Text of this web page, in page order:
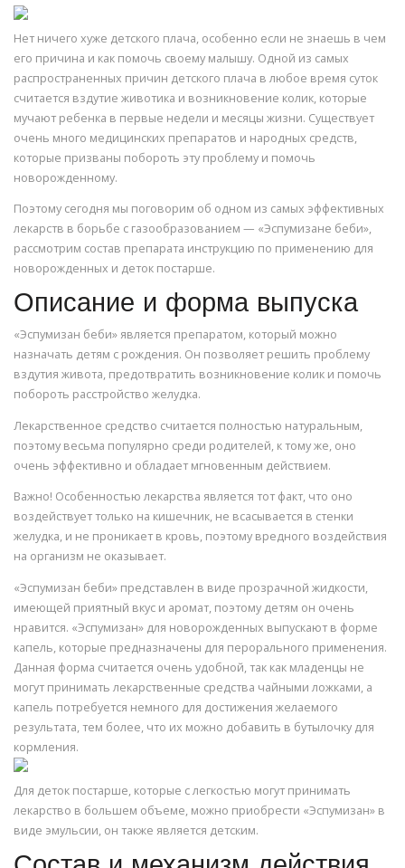
Нет ничего хуже детского плача, особенно если не знаешь в чем
его причина и как помочь своему малышу. Одной из самых
распространенных причин детского плача в любое время суток
считается вздутие животика и возникновение колик, которые
мучают ребенка в первые недели и месяцы жизни. Существует
очень много медицинских препаратов и народных средств,
которые призваны побороть эту проблему и помочь
новорожденному.
Поэтому сегодня мы поговорим об одном из самых эффективных
лекарств в борьбе с газообразованием — «Эспумизане беби»,
рассмотрим состав препарата инструкцию по применению для
новорожденных и деток постарше.
Описание и форма выпуска
«Эспумизан беби» является препаратом, который можно
назначать детям с рождения. Он позволяет решить проблему
вздутия живота, предотвратить возникновение колик и помочь
побороть расстройство желудка.
Лекарственное средство считается полностью натуральным,
поэтому весьма популярно среди родителей, к тому же, оно
очень эффективно и обладает мгновенным действием.
Важно! Особенностью лекарства является тот факт, что оно
воздействует только на кишечник, не всасывается в стенки
желудка, и не проникает в кровь, поэтому вредного воздействия
на организм не оказывает.
«Эспумизан беби» представлен в виде прозрачной жидкости,
имеющей приятный вкус и аромат, поэтому детям он очень
нравится. «Эспумизан» для новорожденных выпускают в форме
капель, которые предназначены для перорального применения.
Данная форма считается очень удобной, так как младенцы не
могут принимать лекарственные средства чайными ложками, а
капель потребуется немного для достижения желаемого
результата, тем более, что их можно добавить в бутылочку для
кормления.
Для деток постарше, которые с легкостью могут принимать
лекарство в большем объеме, можно приобрести «Эспумизан» в
виде эмульсии, он также является детским.